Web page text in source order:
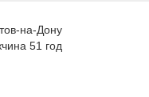
на-Дону
51 год